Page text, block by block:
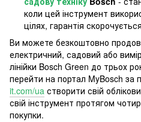
коли цей інструмент
цілях, гарантія
Ви можете безкоштовно
електричний, садовий або
лінійки Bosch Green до трьох
перейти на портал MyBosch за
it.com/ua створити свій
свій інструмент протягом
покупки.